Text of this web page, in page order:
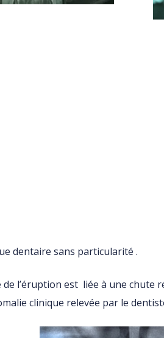
dentaire sans particularité .
de l’éruption est liée à une chute
clinique relevée par le